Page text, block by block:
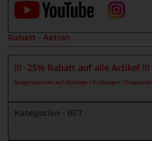
Rabatt - Aktion
!!! -25% Rabatt auf alle Artikel !!!
Ausgenommen auf Montage / Prüfungen / Ersatzteile
Kategorien - BFT